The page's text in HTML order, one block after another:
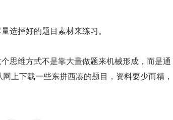
选择好的题目素材来练习。
思维方式不是靠大量做题来机械形成，而是通
上下载一些东拼西凑的题目，资料要少而精，